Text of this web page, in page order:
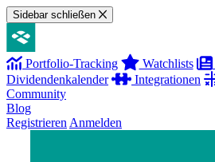
Sidebar schließen
Portfolio-Tracking Watchlists
Dividendenkalender
Integrationen
Community
Blog
Registrieren Anmelden